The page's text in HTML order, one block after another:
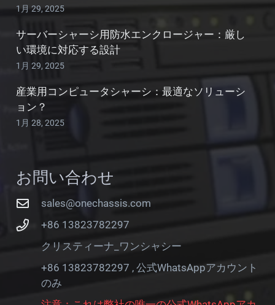
1月 29, 2025
サーバーシャーシ用防水エンクロージャー：厳し
い環境に対応する設計
1月 29, 2025
産業用コンピュータシャーシ：最適なソリューシ
ョン？
1月 28, 2025
お問い合わせ
sales@onechassis.com
+86 13823782297
クリスティーナ_ワンシャシー
+86 13823782297 , 公式WhatsAppアカウント
のみ